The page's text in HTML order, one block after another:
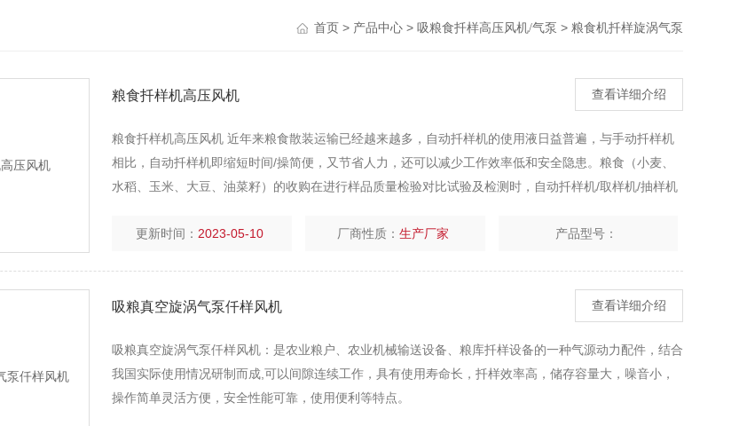
首页 > 产品中心 > 吸粮食扦样高压风机/气泵 > 粮食机扦样旋涡气泵
粮食扦样机高压风机 查看详细介绍
粮食扦样机高压风机 近年来粮食散装运输已经越来越多，自动扦样机的使用液日益普遍，与手动扦样机
相比，自动扦样机即缩短时间/操简便，又节省人力，还可以减少工作效率低和安全隐患。粮食（小麦、
水稻、玉米、大豆、油菜籽）的收购在进行样品质量检验对比试验及检测时，自动扦样机/取样机/抽样机
更新时间：2023-05-10 厂商性质：生产厂家 产品型号：
吸粮真空旋涡气泵仟样风机 查看详细介绍
吸粮真空旋涡气泵仟样风机：是农业粮户、农业机械输送设备、粮库扦样设备的一种气源动力配件，结合
我国实际使用情况研制而成,可以间隙连续工作，具有使用寿命长，扦样效率高，储存容量大，噪音小，
操作简单灵活方便，安全性能可靠，使用便利等特点。